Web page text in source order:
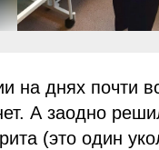
на днях почти
А заодно
(это один